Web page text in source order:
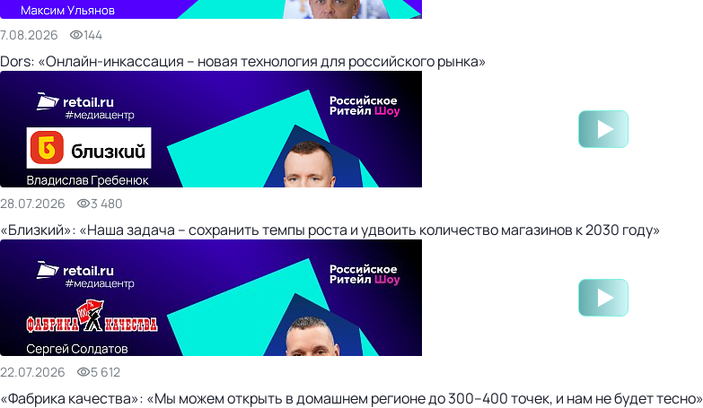
7.08.2026 144
Dors: «Онлайн-инкассация – новая технология для российского рынка»
28.07.2026 3 480
«Близкий»: «Наша задача – сохранить темпы роста и удвоить количество магазинов к 2030 году»
22.07.2026 5 612
«Фабрика качества»: «Мы можем открыть в домашнем регионе до 300–400 точек, и нам не будет тесно»